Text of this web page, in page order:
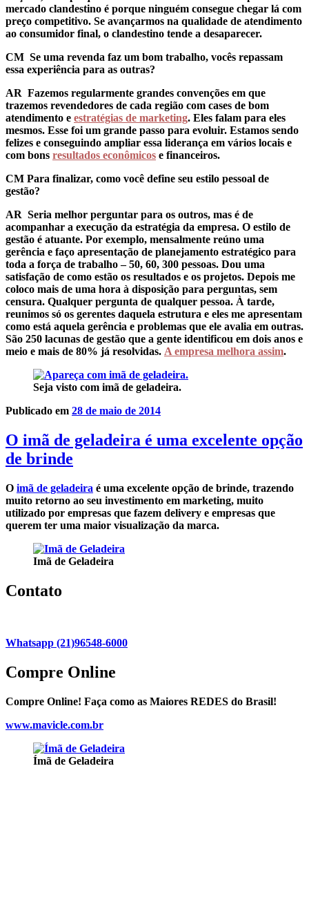
mercado clandestino é porque ninguém consegue chegar lá com
preço competitivo. Se avançarmos na qualidade de atendimento
ao consumidor final, o clandestino tende a desaparecer.
CM Se uma revenda faz um bom trabalho, vocês repassam
essa experiência para as outras?
AR Fazemos regularmente grandes convenções em que
trazemos revendedores de cada região com cases de bom
atendimento e estratégias de marketing. Eles falam para eles
mesmos. Esse foi um grande passo para evoluir. Estamos sendo
felizes e conseguindo ampliar essa liderança em vários locais e
com bons resultados econômicos e financeiros.
CM Para finalizar, como você define seu estilo pessoal de
gestão?
AR Seria melhor perguntar para os outros, mas é de
acompanhar a execução da estratégia da empresa. O estilo de
gestão é atuante. Por exemplo, mensalmente reúno uma
gerência e faço apresentação de planejamento estratégico para
toda a força de trabalho – 50, 60, 300 pessoas. Dou uma
satisfação de como estão os resultados e os projetos. Depois me
coloco mais de uma hora à disposição para perguntas, sem
censura. Qualquer pergunta de qualquer pessoa. À tarde,
reunimos só os gerentes daquela estrutura e eles me apresentam
como está aquela gerência e problemas que ele avalia em outras.
São 250 lacunas de gestão que a gente identificou em dois anos e
meio e mais de 80% já resolvidas. A empresa melhora assim.
Seja visto com imã de geladeira.
Publicado em 28 de maio de 2014
O imã de geladeira é uma excelente opção
de brinde
O imã de geladeira é uma excelente opção de brinde, trazendo
muito retorno ao seu investimento em marketing, muito
utilizado por empresas que fazem delivery e empresas que
querem ter uma maior visualização da marca.
Imã de Geladeira
Contato
Whatsapp (21)96548-6000
Compre Online
Compre Online! Faça como as Maiores REDES do Brasil!
www.mavicle.com.br
Ímã de Geladeira